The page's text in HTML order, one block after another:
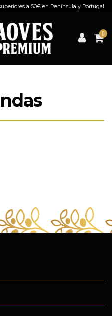
a 50€ en Península y Portugal
0